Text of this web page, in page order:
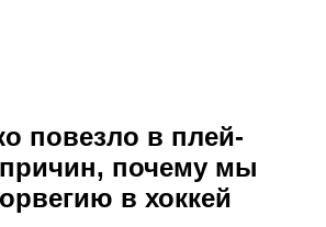
повезло в плей-
почему мы
в хоккей